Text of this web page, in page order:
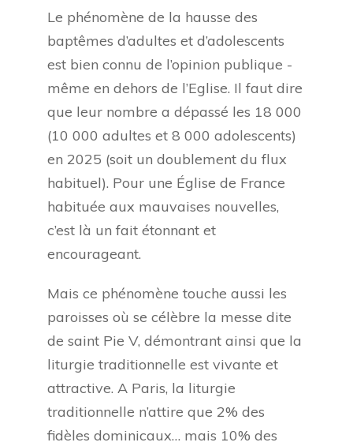
Le phénomène de la hausse des
baptêmes d’adultes et d’adolescents
est bien connu de l’opinion publique -
même en dehors de l’Eglise. Il faut dire
que leur nombre a dépassé les 18 000
(10 000 adultes et 8 000 adolescents)
en 2025 (soit un doublement du flux
habituel). Pour une Église de France
habituée aux mauvaises nouvelles,
c’est là un fait étonnant et
encourageant.
Mais ce phénomène touche aussi les
paroisses où se célèbre la messe dite
de saint Pie V, démontrant ainsi que la
liturgie traditionnelle est vivante et
attractive. A Paris, la liturgie
traditionnelle n’attire que 2% des
fidèles dominicaux… mais 10% des